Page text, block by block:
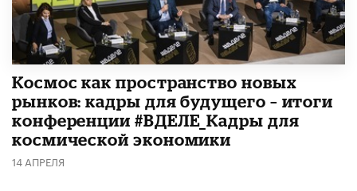
Космос как пространство новых
рынков: кадры для будущего – итоги
конференции #ВДЕЛЕ_Кадры для
космической экономики
14 АПРЕЛЯ